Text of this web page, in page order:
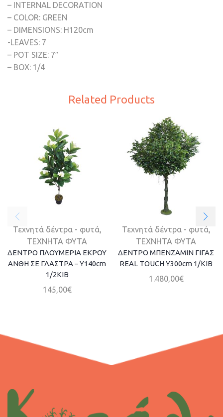
– INTERNAL DECORATION
– COLOR: GREEN
– DIMENSIONS: H120cm
-LEAVES: 7
– POT SIZE: 7″
– BOX: 1/4
Related Products
Τεχνητά δέντρα - φυτά,
ΤΕΧΝΗΤΑ ΦΥΤΑ
ΔΕΝΤΡΟ ΠΛΟΥΜΕΡΙΑ ΕΚΡΟΥ
ΑΝΘΗ ΣΕ ΓΛΑΣΤΡΑ – Y140cm
1/2KIB
145,00€
Τεχνητά δέντρα - φυτά,
ΤΕΧΝΗΤΑ ΦΥΤΑ
ΔΕΝΤΡΟ ΜΠΕΝΖΑΜΙΝ ΓΙΓΑΣ
REAL TOUCH Υ300cm 1/ΚΙΒ
1.480,00€